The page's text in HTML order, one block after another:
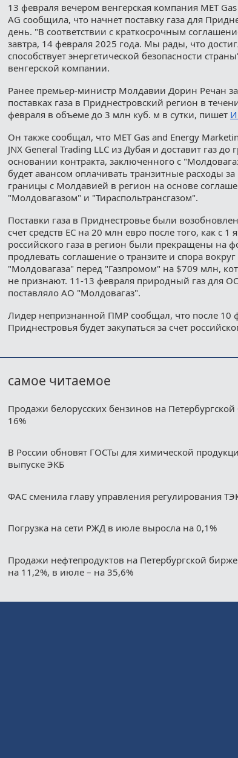
13 февраля вечером венгерская компания MET
AG сообщила, что начнет поставку газа для
день. "В соответствии с краткосрочным
завтра, 14 февраля 2025 года. Мы рады, что
способствует энергетической безопасности
венгерской компании.
Ранее премьер-министр Молдавии Дорин Речан
поставках газа в Приднестровский регион в
февраля в объеме до 3 млн куб. м в сутки, пишет
Он также сообщал, что MET Gas and Energy
JNX General Trading LLC из Дубая и доставит газ
основании контракта, заключенного с
будет авансом оплачивать транзитные расходы
границы с Молдавией в регион на основе
"Молдовагазом" и "Тираспольтрансгазом".
Поставки газа в Приднестровье были
счет средств ЕС на 20 млн евро после того, как с 1
российского газа в регион были прекращены на
продлевать соглашение о транзите и спора
"Молдовагаза" перед "Газпромом" на $709 млн,
не признают. 11-13 февраля природный газ для
поставляло АО "Молдовагаз".
Лидер непризнанной ПМР сообщал, что после 10
Приднестровья будет закупаться за счет
самое читаемое
Продажи белорусских бензинов на
16%
В России обновят ГОСТы для химической
выпуске ЭКБ
ФАС сменила главу управления регулирования
Погрузка на сети РЖД в июле выросла на 0,1%
Продажи нефтепродуктов на Петербургской
на 11,2%, в июле – на 35,6%